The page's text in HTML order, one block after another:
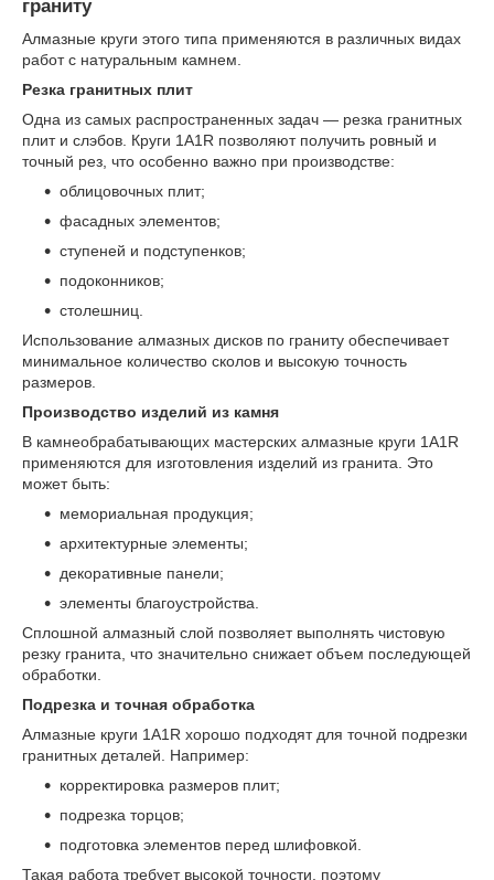
граниту
Алмазные круги этого типа применяются в различных видах
работ с натуральным камнем.
Резка гранитных плит
Одна из самых распространенных задач — резка гранитных
плит и слэбов. Круги 1A1R позволяют получить ровный и
точный рез, что особенно важно при производстве:
облицовочных плит;
фасадных элементов;
ступеней и подступенков;
подоконников;
столешниц.
Использование алмазных дисков по граниту обеспечивает
минимальное количество сколов и высокую точность
размеров.
Производство изделий из камня
В камнеобрабатывающих мастерских алмазные круги 1A1R
применяются для изготовления изделий из гранита. Это
может быть:
мемориальная продукция;
архитектурные элементы;
декоративные панели;
элементы благоустройства.
Сплошной алмазный слой позволяет выполнять чистовую
резку гранита, что значительно снижает объем последующей
обработки.
Подрезка и точная обработка
Алмазные круги 1A1R хорошо подходят для точной подрезки
гранитных деталей. Например:
корректировка размеров плит;
подрезка торцов;
подготовка элементов перед шлифовкой.
Такая работа требует высокой точности, поэтому